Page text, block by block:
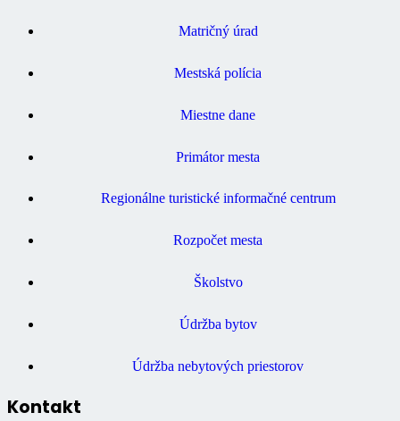
Matričný úrad
Mestská polícia
Miestne dane
Primátor mesta
Regionálne turistické informačné centrum
Rozpočet mesta
Školstvo
Údržba bytov
Údržba nebytových priestorov
Kontakt